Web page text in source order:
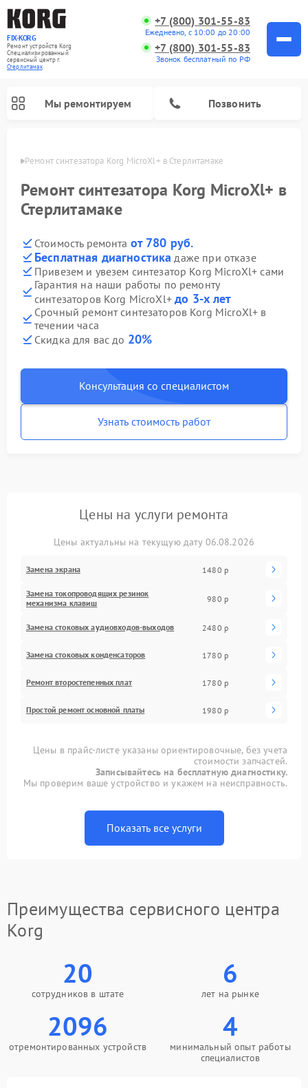
FIX-KORG
Ремонт устройств Korg
Специализированный
cервисный центр г.
Стерлитамак
+7 (800) 301-55-83
Ежедневно, с 10:00 до 20:00
+7 (800) 301-55-83
Звонок бесплатный по РФ
Мы ремонтируем Позвонить
Ремонт синтезатора Korg MicroXl+ в Стерлитамаке
Ремонт синтезатора Korg MicroXl+ в
Стерлитамаке
Стоимость ремонта от 780 руб.
Бесплатная диагностика даже при отказе
Привезем и увезем синтезатор Korg MicroXl+ сами
Гарантия на наши работы по ремонту
синтезаторов Korg MicroXl+до 3-х лет
Срочный ремонт синтезаторов Korg MicroXl+ в
течении часа
Скидка для вас до 20%
Консультация со специалистом
Узнать стоимость работ
Цены на услуги ремонта
Цены актуальны на текущую дату 06.08.2026
Замена экрана 1480 р
Замена токопроводящих резинок
механизма клавиш
980 р
Замена стоковых аудиовходов-выходов 2480 р
Замена стоковых конденсаторов 1780 р
Ремонт второстепенных плат 1780 р
Простой ремонт основной платы 1980 р
Цены в прайс-листе указаны ориентировочные, без учета
стоимости запчастей.
Записывайтесь на бесплатную диагностику.
Мы проверим ваше устройство и укажем на неисправность.
Показать все услуги
Преимущества сервисного центра
Korg
20
сотрудников в штате
6
лет на рынке
2096
отремонтированных устройств
4
минимальный опыт работы
специалистов